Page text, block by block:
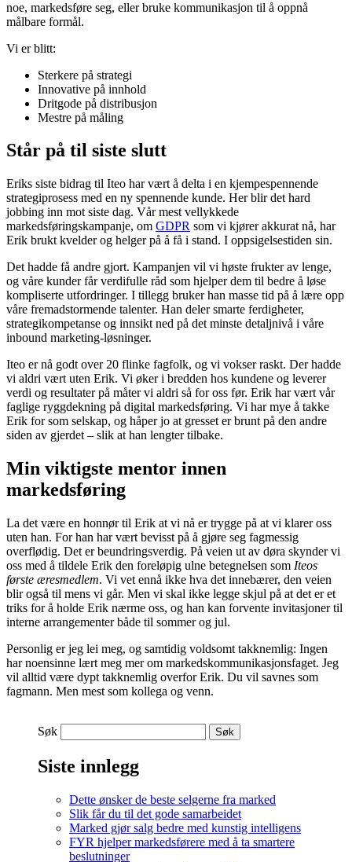
noe, markedsføre seg, eller bruke kommunikasjon til å oppnå
målbare formål.
Vi er blitt:
Sterkere på strategi
Innovative på innhold
Dritgode på distribusjon
Mestre på måling
Står på til siste slutt
Eriks siste bidrag til Iteo har vært å delta i en kjempespennende
strategiprosess med en ny spennende kunde. Her blir det hard
jobbing inn mot siste dag. Vår mest vellykkede
markedsføringskampanje, om GDPR som vi kjører akkurat nå, har
Erik brukt kvelder og helger på å få i stand. I oppsigelsestiden sin.
Det hadde få andre gjort. Kampanjen vil vi høste frukter av lenge,
og våre kunder får verdifulle råd som hjelper dem til bedre å løse
kompliserte utfordringer. I tillegg bruker han masse tid på å lære opp
våre fremadstormende talenter. Han deler smarte ferdigheter,
strategikompetanse og innsikt ned på det minste detaljnivå i våre
inbound marketing-løsninger.
Iteo er nå godt over 20 flinke fagfolk, og vi vokser raskt. Der hadde
vi aldri vært uten Erik. Vi øker i bredden hos kundene og leverer
verdi og resultater på måter vi aldri så for oss før. Erik har vært vår
faglige ryggdekning på digital markedsføring. Vi har mye å takke
Erik for som selskap, og håper jo at gresset er brunt på den andre
siden av gjerdet – slik at han lengter tilbake.
Min viktigste mentor innen
markedsføring
La det være en honnør til Erik at vi nå er trygge på at vi klarer oss
uten han. For han har vært bevisst på å gjøre seg fagmessig
overflødig. Det er beundringsverdig. På veien ut av døra skynder vi
oss med å tildele Erik den foreløpig ulne betegnelsen som Iteos
første æresmedlem. Vi vet ennå ikke hva det innebærer, den veien
blir også til mens vi går. Men vi skal ikke legge skjul på at det er et
triks for å holde Erik nærme oss, og han kan forvente invitasjoner til
interne arrangementer både til sommer og jul.
Personlig er jeg lei meg, og samtidig voldsomt takknemlig: Ingen
har noensinne lært meg mer om markedskommunikasjonsfaget. Jeg
vil alltid være dypt takknemlig overfor Erik. Du vil savnes som
fagmann. Men mest som kollega og venn.
Søk
Siste innlegg
Dette ønsker de beste selgerne fra marked
Slik får du til det gode samarbeidet
Marked gjør salg bedre med kunstig intelligens
FYR hjelper markedsførere med å ta smartere
beslutninger